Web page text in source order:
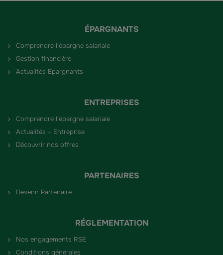
ÉPARGNANTS
Comprendre l'épargne salariale
Gestion financière
Actualités Épargnants
ENTREPRISES
Comprendre l'épargne salariale
Actualités – Entreprise
Découvrir nos offres
PARTENAIRES
Devenir Partenaire
RÉGLEMENTATION
Nos engagements RSE
Conditions générales